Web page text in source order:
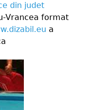
din judet
Vrancea format
a